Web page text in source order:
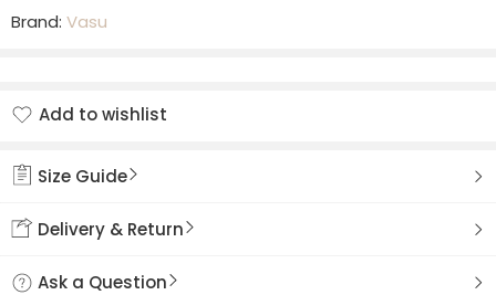
Brand: Vasu
Add to wishlist
Size Guide
Delivery & Return
Ask a Question